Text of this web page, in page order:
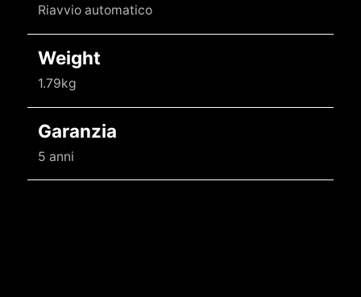
Riavvio automatico
Weight
1.79kg
Garanzia
5 anni